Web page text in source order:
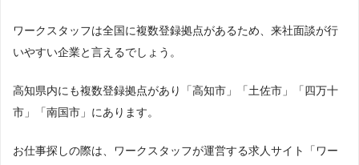
ワークスタッフは全国に複数登録拠点があるため、来社面談が行
いやすい企業と言えるでしょう。
高知県内にも複数登録拠点があり「高知市」「土佐市」「四万十
市」「南国市」にあります。
お仕事探しの際は、ワークスタッフが運営する求人サイト「ワー